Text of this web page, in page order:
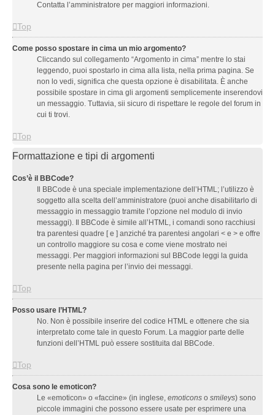
Contatta l’amministratore per maggiori informazioni.
Top
Come posso spostare in cima un mio argomento?
Cliccando sul collegamento “Argomento in cima” mentre lo stai
leggendo, puoi spostarlo in cima alla lista, nella prima pagina. Se
non lo vedi, significa che questa opzione è disabilitata. È anche
possibile spostare in cima gli argomenti semplicemente inserendovi
un messaggio. Tuttavia, sii sicuro di rispettare le regole del forum in
cui ti trovi.
Top
Formattazione e tipi di argomenti
Cos’è il BBCode?
Il BBCode è una speciale implementazione dell’HTML; l’utilizzo è
soggetto alla scelta dell’amministratore (puoi anche disabilitarlo di
messaggio in messaggio tramite l’opzione nel modulo di invio
messaggi). Il BBCode è simile all’HTML, i comandi sono racchiusi
tra parentesi quadre [ e ] anziché tra parentesi angolari < e > e offre
un controllo maggiore su cosa e come viene mostrato nei
messaggi. Per maggiori informazioni sul BBCode leggi la guida
presente nella pagina per l’invio dei messaggi.
Top
Posso usare l’HTML?
No. Non è possibile inserire del codice HTML e ottenere che sia
interpretato come tale in questo Forum. La maggior parte delle
funzioni dell’HTML può essere sostituita dal BBCode.
Top
Cosa sono le emoticon?
Le «emoticon» o «faccine» (in inglese, emoticons o smileys) sono
piccole immagini che possono essere usate per esprimere una